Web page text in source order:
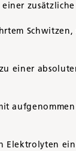
einer